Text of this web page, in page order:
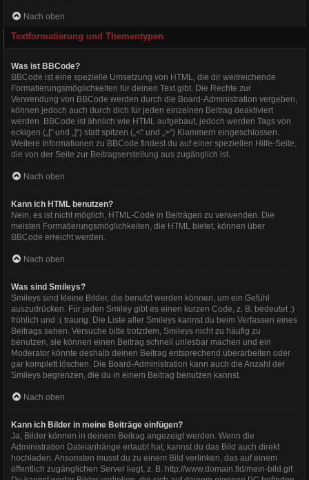
Nach oben
Textformatierung und Thementypen
Was ist BBCode?
BBCode ist eine spezielle Umsetzung von HTML, die dir weitreichende
Formatierungsmöglichkeiten für deinen Text gibt. Die Rechte zur
Verwendung von BBCode werden durch die Board-Administration vergeben,
können jedoch auch durch dich für jeden einzelnen Beitrag deaktiviert
werden. BBCode ist ähnlich wie HTML aufgebaut, jedoch werden Tags von
eckigen („[“ und „]“) statt spitzen („<“ und „>“) Klammern eingeschlossen.
Weitere Informationen zu BBCode findest du auf einer speziellen Hilfe-Seite,
die von der Seite zur Beitragserstellung aus zugänglich ist.
Nach oben
Kann ich HTML benutzen?
Nein, es ist nicht möglich, HTML-Code in Beiträgen zu verwenden. Die
meisten Formatierungsmöglichkeiten, die HTML bietet, können über
BBCode erreicht werden.
Nach oben
Was sind Smileys?
Smileys sind kleine Bilder, die benutzt werden können, um ein Gefühl
auszudrücken. Für jeden Smiley gibt es einen kurzen Code, z. B. bedeutet :)
fröhlich und :( traurig. Die Liste aller Smileys kannst du beim Verfassen eines
Beitrags sehen. Versuche bitte trotzdem, Smileys nicht zu häufig zu
benutzen, sie können einen Beitrag schnell unlesbar machen und ein
Moderator könnte deshalb deinen Beitrag entsprechend überarbeiten oder
gar komplett löschen. Die Board-Administration kann auch die Anzahl der
Smileys begrenzen, die du in einem Beitrag benutzen kannst.
Nach oben
Kann ich Bilder in meine Beiträge einfügen?
Ja, Bilder können in deinem Beitrag angezeigt werden. Wenn die
Administration Dateianhänge erlaubt hat, kannst du das Bild auch direkt
hochladen. Ansonsten musst du zu einem Bild verlinken, das auf einem
öffentlich zugänglichen Server liegt, z. B. http://www.domain.tld/mein-bild.gif.